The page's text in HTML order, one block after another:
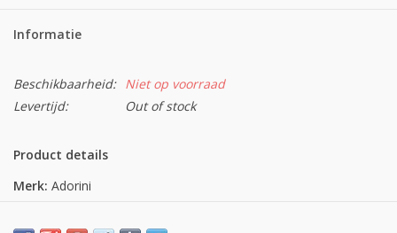
Informatie
Beschikbaarheid: Niet op voorraad
Levertijd:
Out of stock
Product details
Merk: Adorini